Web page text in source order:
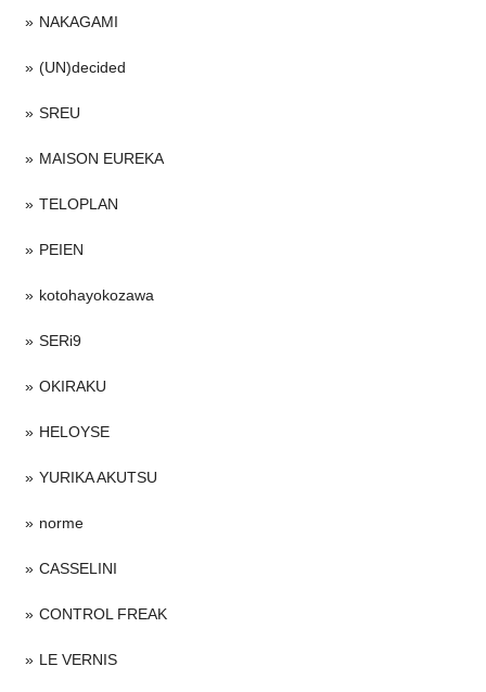
NAKAGAMI
(UN)decided
SREU
MAISON EUREKA
TELOPLAN
PEIEN
kotohayokozawa
SERi9
OKIRAKU
HELOYSE
YURIKA AKUTSU
norme
CASSELINI
CONTROL FREAK
LE VERNIS